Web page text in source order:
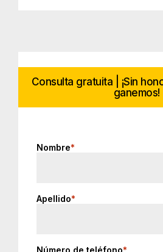
Consulta gratuita | ¡Sin
ganemos!
Nombre*
Apellido*
Número de teléfono*